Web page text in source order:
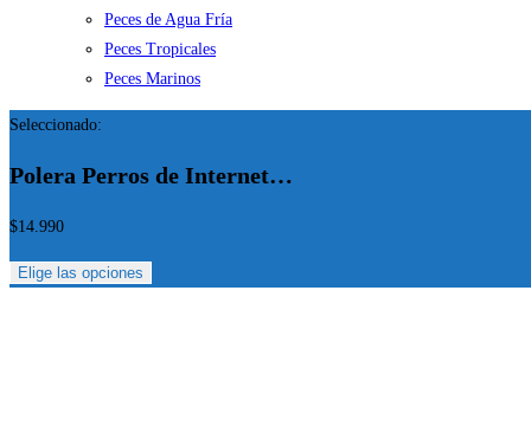
Peces de Agua Fría
Peces Tropicales
Peces Marinos
Seleccionado:
Polera Perros de Internet…
$14.990
Elige las opciones